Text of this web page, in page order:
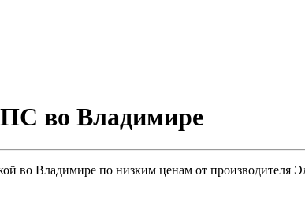
во Владимире
во Владимире по низким ценам от производителя